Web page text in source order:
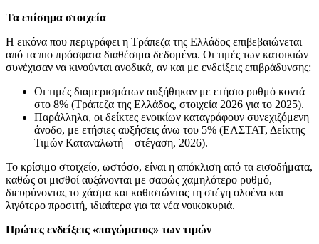
Τα επίσημα στοιχεία
Η εικόνα που περιγράφει η Τράπεζα της Ελλάδος επιβεβαιώνεται
από τα πιο πρόσφατα διαθέσιμα δεδομένα. Οι τιμές των κατοικιών
συνέχισαν να κινούνται ανοδικά, αν και με ενδείξεις επιβράδυνσης:
Οι τιμές διαμερισμάτων αυξήθηκαν με ετήσιο ρυθμό κοντά
στο 8% (Τράπεζα της Ελλάδος, στοιχεία 2026 για το 2025).
Παράλληλα, οι δείκτες ενοικίων καταγράφουν συνεχιζόμενη
άνοδο, με ετήσιες αυξήσεις άνω του 5% (ΕΛΣΤΑΤ, Δείκτης
Τιμών Καταναλωτή – στέγαση, 2026).
Το κρίσιμο στοιχείο, ωστόσο, είναι η απόκλιση από τα εισοδήματα,
καθώς οι μισθοί αυξάνονται με σαφώς χαμηλότερο ρυθμό,
διευρύνοντας το χάσμα και καθιστώντας τη στέγη ολοένα και
λιγότερο προσιτή, ιδιαίτερα για τα νέα νοικοκυριά.
Πρώτες ενδείξεις «παγώματος» των τιμών